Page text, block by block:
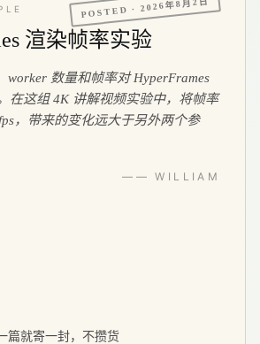
POSTED ·2026年8月2日
渲染帧率实验
worker 数量和帧率对 HyperFrames
在这组 4K 讲解视频实验中，将帧率
，带来的变化远大于另外两个参
—— WILLIAM
篇就寄一封，不攒货